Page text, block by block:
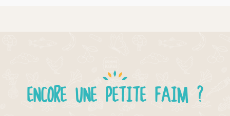
ENCORE UNE PETITE FAIM ?